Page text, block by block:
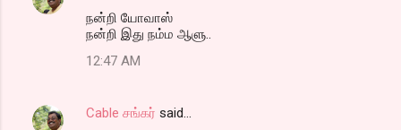
நன்றி யோவாஸ்
நன்றி இது நம்ம ஆளு..
12:47 AM
Cable சங்கர் said…